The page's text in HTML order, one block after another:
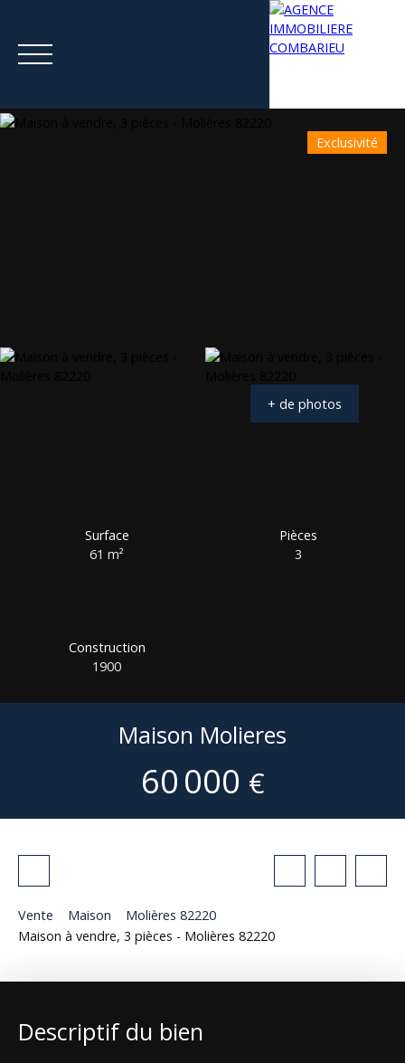
Exclusivité
+ de photos
Surface
61m²
Pièces
3
Construction
1900
Maison Molieres
60 000 €
Vente Maison
Molières 82220
Maison à vendre, 3 pièces - Molières 82220
Descriptif du bien